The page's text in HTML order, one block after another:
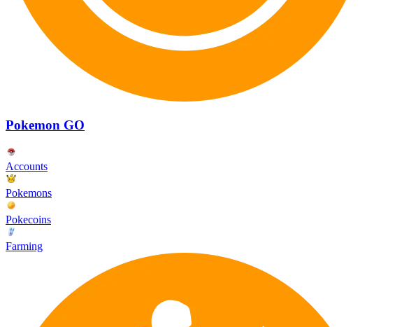
Pokemon GO
Accounts
Pokemons
Pokecoins
Farming